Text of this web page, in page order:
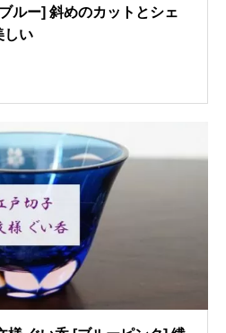
ルー] 斜めのカットとシェ
しい